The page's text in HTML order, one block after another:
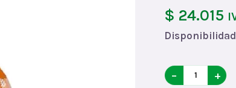
$ 24.015
RON
− +